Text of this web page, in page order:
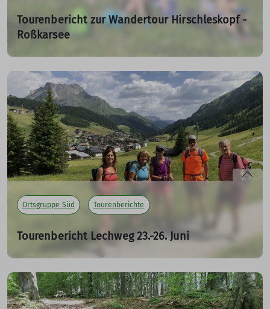
Tourenbericht zur Wandertour Hirschleskopf -
Roßkarsee
08.07.2025
Wir, das sind 9 Wander/innen, treffen uns Sonntagfrüh
zur Anfahrt nach Gramais im Lech Tal. Außer unserem
Tourenführer Patrick, kennt niemand die Tour und alle
sind neugierig gespannt.
Ortsgruppe Süd
Tourenberichte
Tourenbericht Lechweg 23.-26. Juni
07.07.2025
4 Wandertage, 7 Teilnehmer (Bruni, Gerti, Steffi, Ludger
und Marion, Christian und Andrea), Paul (der Hund von
Christian) und Dagmar, die Wanderleiterin.